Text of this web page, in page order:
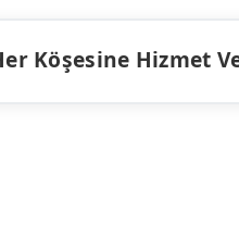
Köşesine Hizmet